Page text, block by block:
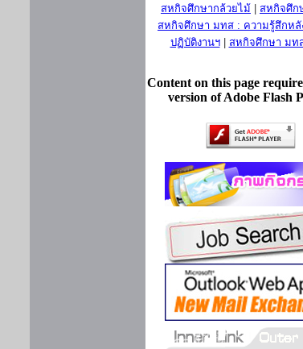
สหกิจศึกษากล้วยไม้
สหกิจศึก
สหกิจศึกษา มทส : ความรู้สึกหลั
ปฏิบัติงานฯ| สหกิจศึกษา มท
Content on this page
version of Adobe Flash